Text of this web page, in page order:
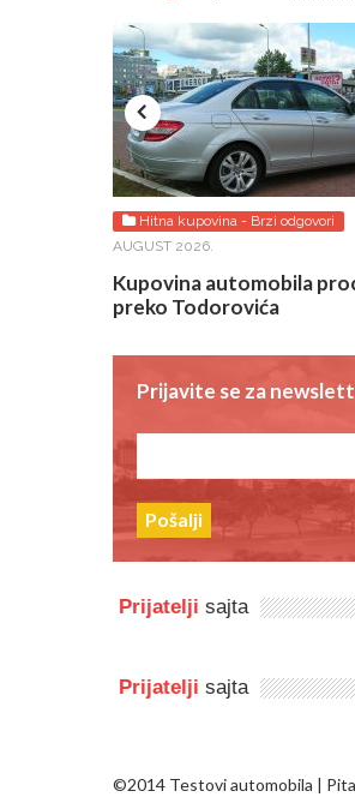
Hitna kupovina - Brzi odgovori
AUGUST 2026.
Kupovina automobila
preko Todorovića
Prijavite se za
Pošalji
Prijatelji sajta
Prijatelji sajta
©2014 Testovi automobila |